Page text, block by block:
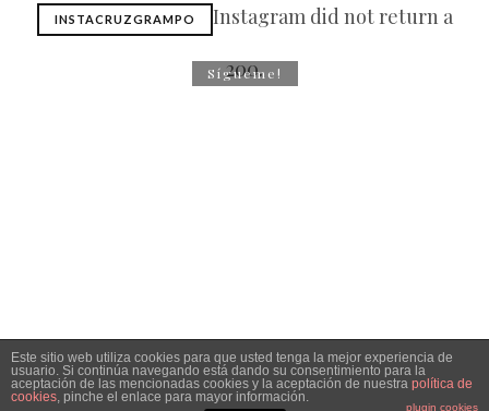
INSTACRUZGRAMPO
Instagram did not return a
200.
Sígueme!
2026Cruzcampoman | Todos los derechos reservados ©
Este sitio web utiliza cookies para que usted tenga la mejor experiencia de
usuario. Si continúa navegando está dando su consentimiento para la
aceptación de las mencionadas cookies y la aceptación de nuestra política de
cookies, pinche el enlace para mayor información.
plugin cookies